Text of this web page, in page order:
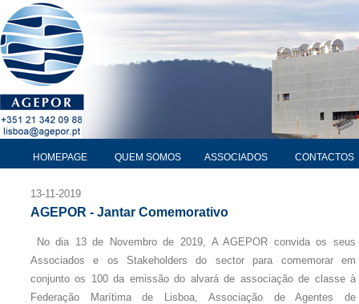
HOMEPAGE QUEM SOMOS ASSOCIADOS CONTACTOS
13-11-2019
AGEPOR - Jantar Comemorativo
No dia 13 de Novembro de 2019, A AGEPOR convida os seus
Associados e os Stakeholders do sector para comemorar em
conjunto os 100 da emissão do alvará de associação de classe à
Federação Marítima de Lisboa, Associação de Agentes de